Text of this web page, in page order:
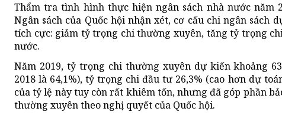
Thẩm tra tình hình thực hiện ngân sách nhà nước năm
Ngân sách của Quốc hội nhận xét, cơ cấu chi ngân sách
tích cực: giảm tỷ trọng chi thường xuyên, tăng tỷ trọng
nước.
Năm 2019, tỷ trọng chi thường xuyên dự kiến khoảng
2018 là 64,1%), tỷ trọng chi đầu tư 26,3% (cao hơn dự
của tỷ lệ này tuy còn rất khiêm tốn, nhưng đã góp phần
thường xuyên theo nghị quyết của Quốc hội.